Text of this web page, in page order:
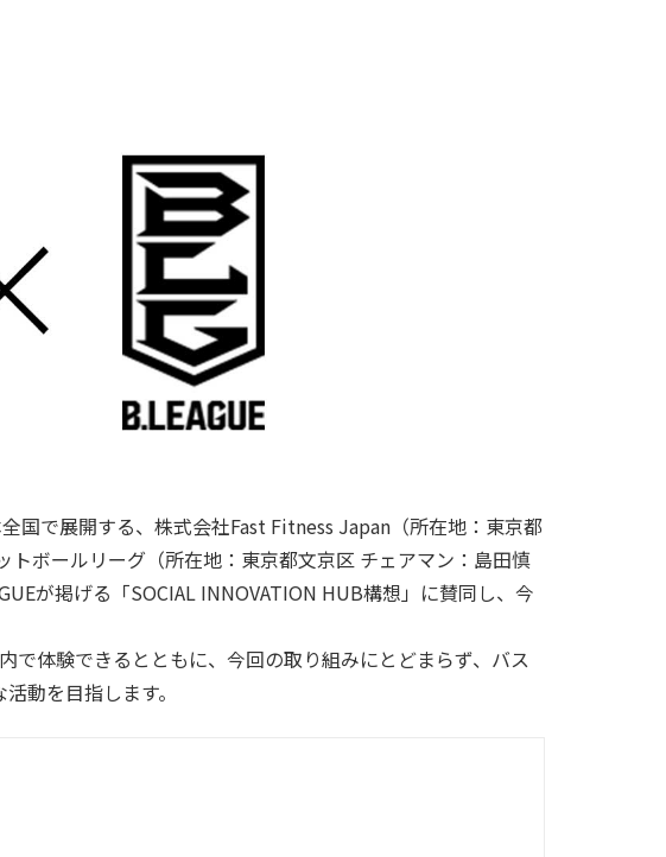
国で展開する、株式会社Fast Fitness Japan（所在地：東京都
ボールリーグ（所在地：東京都文京区 チェアマン：島田慎
が掲げる「SOCIAL INNOVATION HUB構想」に賛同し、今
で体験できるとともに、今回の取り組みにとどまらず、バス
動を目指します。